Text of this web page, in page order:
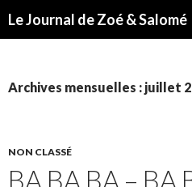
Le Journal de Zoé & Salomé
Archives mensuelles : juillet
NON CLASSÉ
BA BA BA – BA